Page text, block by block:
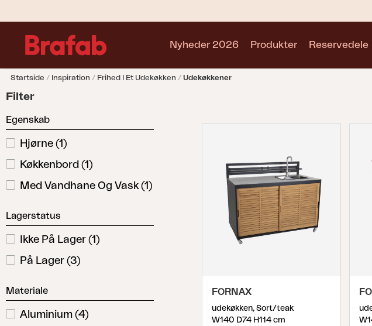
Nyheder 2026 Produkter
Sofa
Lænestol
Bord
Udekøkken
Relax
Hængesofa
Parasol
Pavillion
Hynde
Møbelovertræk
Motty
Reservedele
Startside Inspiration Frihed I Et Udekøkken Udekøkkener
Filter
Egenskab
Hjørne (1)
Køkkenbord (1)
Med Vandhane Og Vask (1)
Lagerstatus
Ikke På Lager (1)
På Lager (3)
Materiale
Aluminium (4)
FORNAX
udekøkken, Sort/teak
W140 D74 H114 cm